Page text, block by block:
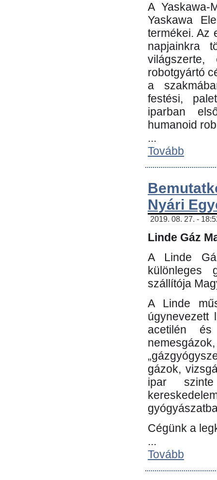
A Yaskawa-
Yaskawa
termékei. Az
napjainkra
robotgyártó
a
festési,
iparban
humanoid
...
Tovább
Nyári
2019. 08. 27. -
Linde Gáz
A Linde
különleges
szállítója
A Linde
úgynevezett
acetilén és
gázok,
ipar
Cégünk a
...
Tovább